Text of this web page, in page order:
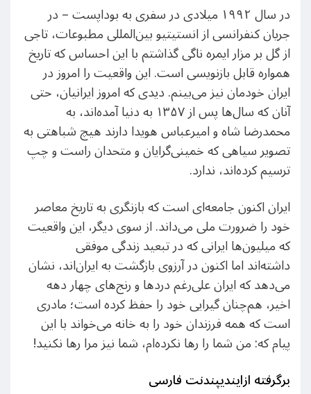
در سال ۱۹۹۲ میلادی در سفری به بوداپست – در
جریان کنفرانسی از انستیتیو بین‌المللی مطبوعات، تاجی
از گل بر مزار ایمره ناگی گذاشتم با این احساس که تاریخ
همواره قابل بازنویسی است. این واقعیت را امروز در
ایران خودمان نیز می‌بینم. دیدی که امروز ایرانیان، حتی
آنان که سال‌ها پس از ۱۳۵۷ به دنیا آمده‌اند،‌ به
محمدرضا شاه و امیرعباس هویدا دارند هیچ شباهتی به
تصویر سیاهی که خمینی‌گرایان و متحدان راست و چپ
ترسیم ‌کرده‌اند، ندارد.
ایران اکنون جامعه‌ای است که بازنگری به تاریخ معاصر
خود را ضرورت ملی می‌داند. از سوی دیگر، این واقعیت
که میلیون‌ها ایرانی که در تبعید زندگی موفقی
داشته‌اند اما اکنون در آرزوی بازگشت به ایران‌اند، نشان
می‌دهد که ایران علی‌رغم دردها و رنج‌های چهار دهه
اخیر، هم‌چنان گیرایی خود را حفظ کرده است؛ مادری
است که همه فرزندان خود را به خانه می‌خواند با این
پیام که: من شما را رها نکرده‌ام، شما نیز مرا رها نکنید!
برگرفته ازایندیپندنت فارسی